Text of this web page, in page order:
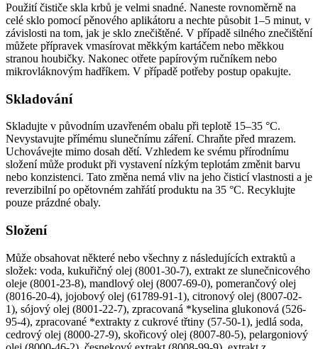
Použití čističe skla krbů je velmi snadné. Naneste rovnoměrně na
celé sklo pomocí pěnového aplikátoru a nechte působit 1–5 minut, v
závislosti na tom, jak je sklo znečištěné. V případě silného znečištění
můžete přípravek vmasírovat měkkým kartáčem nebo měkkou
stranou houbičky. Nakonec otřete papírovým ručníkem nebo
mikrovláknovým hadříkem. V případě potřeby postup opakujte.
Skladování
Skladujte v původním uzavřeném obalu při teplotě 15–35 °C.
Nevystavujte přímému slunečnímu záření. Chraňte před mrazem.
Uchovávejte mimo dosah dětí. Vzhledem ke svému přírodnímu
složení může produkt při vystavení nízkým teplotám změnit barvu
nebo konzistenci. Tato změna nemá vliv na jeho čisticí vlastnosti a je
reverzibilní po opětovném zahřátí produktu na 35 °C. Recyklujte
pouze prázdné obaly.
Složení
Může obsahovat některé nebo všechny z následujících extraktů a
složek: voda, kukuřičný olej (8001-30-7), extrakt ze slunečnicového
oleje (8001-23-8), mandlový olej (8007-69-0), pomerančový olej
(8016-20-4), jojobový olej (61789-91-1), citronový olej (8007-02-
1), sójový olej (8001-22-7), zpracovaná *kyselina glukonová (526-
95-4), zpracované *extrakty z cukrové třtiny (57-50-1), jedlá soda,
cedrový olej (8000-27-9), skořicový olej (8007-80-5), pelargoniový